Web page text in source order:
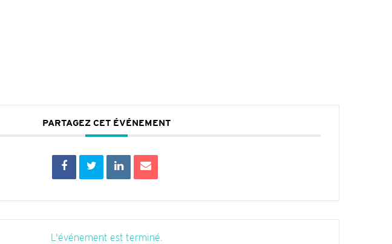
PARTAGEZ CET ÉVÉNEMENT
L'événement est terminé.